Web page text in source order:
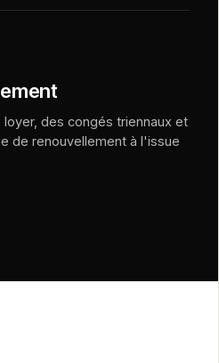
des congés triennaux et
de renouvellement à l'issue